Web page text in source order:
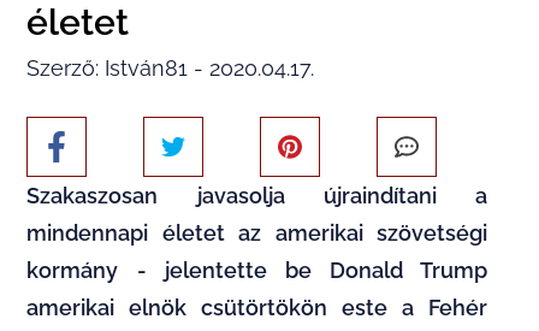
életet
Szerző: István81 - 2020.04.17.
Szakaszosan javasolja újraindítani a
mindennapi életet az amerikai szövetségi
kormány - jelentette be Donald Trump
amerikai elnök csütörtökön este a Fehér